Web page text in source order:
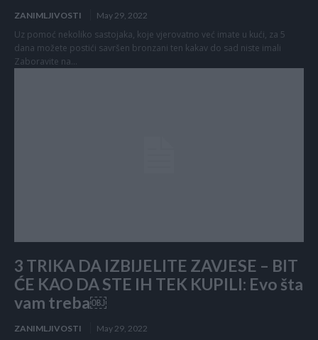
ZANIMLJIVOSTI May 29, 2022
Uz pomoć nekoliko sastojaka, koje vjerovatno već imate u kući, za 5
dana možete postići savršen bronzani ten kakav do sad niste imali
Zaboravite na...
3 TRIKA DA IZBIJELITE ZAVJESE – BIT
ĆE KAO DA STE IH TEK KUPILI: Evo šta
vam treba￼
ZANIMLJIVOSTI May 29, 2022